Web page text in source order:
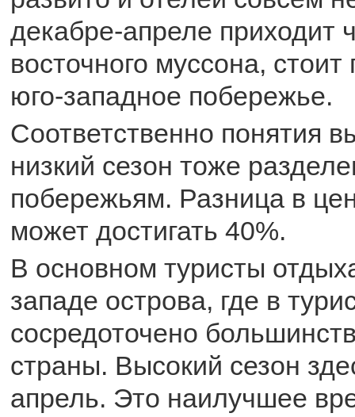
декабре-апреле приходит
восточного муссона,
юго-западное побережье.
Соответственно понятия
низкий сезон тоже
побережьям. Разница в
может достигать 40%.
В основном туристы
западе острова, где в
сосредоточено
страны. Высокий сезон
апрель. Это наилучшее